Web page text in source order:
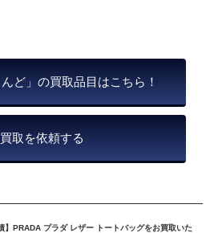
ど」の買取品目はこちら！
取を依頼する
】PRADA プラダ レザー トートバッグをお買取いた